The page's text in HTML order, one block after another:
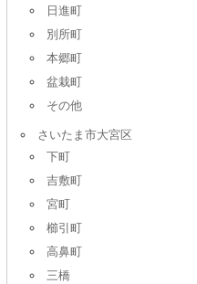
日進町
別所町
本郷町
盆栽町
その他
さいたま市大宮区
下町
吉敷町
宮町
櫛引町
高鼻町
三橋